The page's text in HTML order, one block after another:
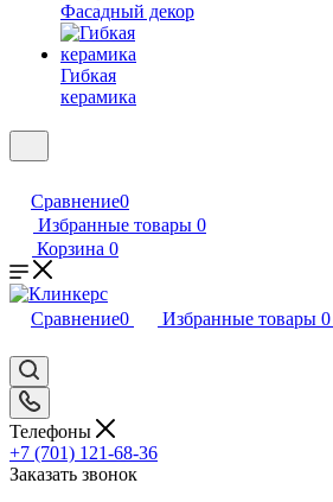
Фасадный декор
Гибкая
керамика
Сравнение0
Избранные товары 0
Корзина 0
Сравнение0 Избранные товары 0
Телефоны
+7 (701) 121-68-36
Заказать звонок